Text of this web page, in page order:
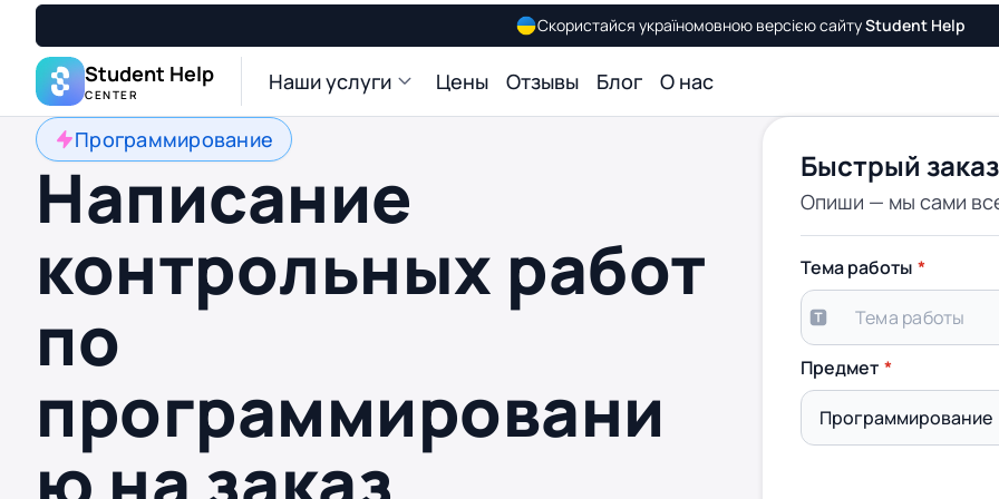
Скористайся україномовною версією сайтуStudent Help
Student Help
CENTER Наши услуги Цены Отзывы Блог О нас
Программирование
Написание
контрольных работ
по
программировани
Быстрый заказ
Опиши — мы сами
Тема работы
Предмет